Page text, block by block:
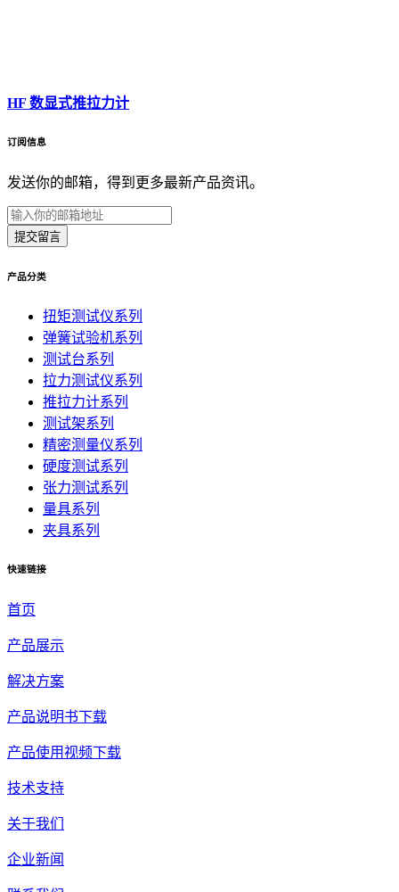
HF 数显式推拉力计
订阅信息
发送你的邮箱，得到更多最新产品资讯。
提交留言
产品分类
扭矩测试仪系列
弹簧试验机系列
测试台系列
拉力测试仪系列
推拉力计系列
测试架系列
精密测量仪系列
硬度测试系列
张力测试系列
量具系列
夹具系列
快速链接
首页
产品展示
解决方案
产品说明书下载
产品使用视频下载
技术支持
关于我们
企业新闻